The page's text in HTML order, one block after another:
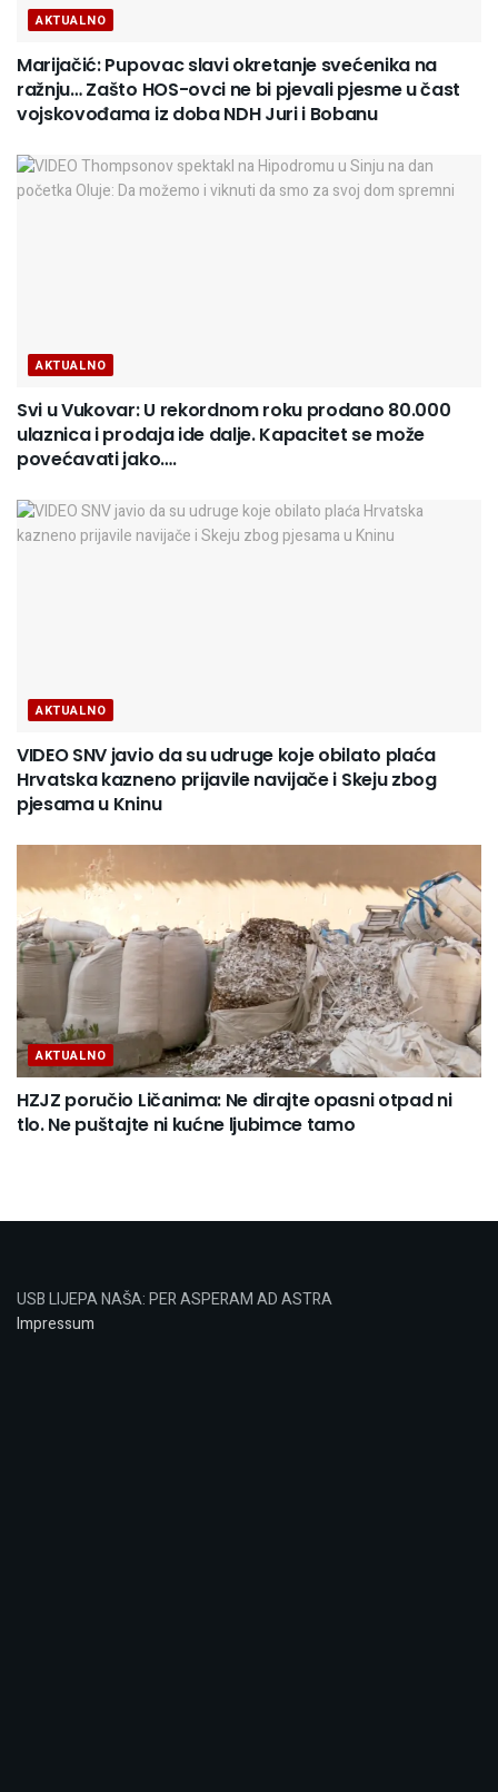
AKTUALNO
Marijačić: Pupovac slavi okretanje svećenika na
ražnju… Zašto HOS-ovci ne bi pjevali pjesme u čast
vojskovođama iz doba NDH Juri i Bobanu
AKTUALNO
Svi u Vukovar: U rekordnom roku prodano 80.000
ulaznica i prodaja ide dalje. Kapacitet se može
povećavati jako….
AKTUALNO
VIDEO SNV javio da su udruge koje obilato plaća
Hrvatska kazneno prijavile navijače i Skeju zbog
pjesama u Kninu
AKTUALNO
HZJZ poručio Ličanima: Ne dirajte opasni otpad ni
tlo. Ne puštajte ni kućne ljubimce tamo
USB LIJEPA NAŠA: PER ASPERAM AD ASTRA
Impressum